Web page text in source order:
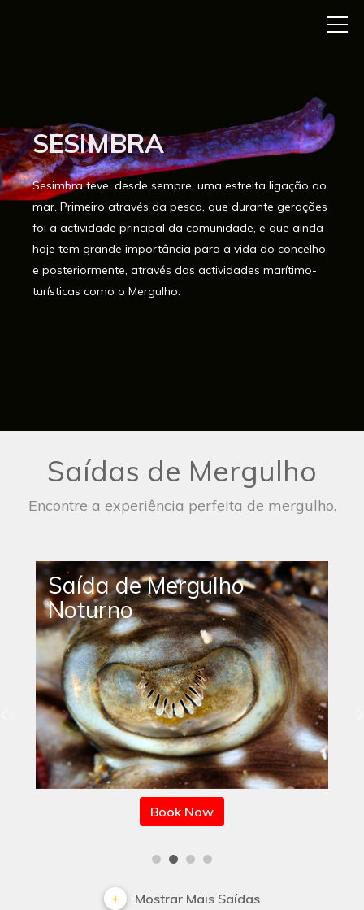
SESIMBRA
Sesimbra teve, desde sempre, uma estreita ligação ao
mar. Primeiro através da pesca, que durante gerações
foi a actividade principal da comunidade, e que ainda
hoje tem grande importância para a vida do concelho,
e posteriormente, através das actividades marítimo-
turísticas como o Mergulho.
Saídas de Mergulho
Encontre a experiência perfeita de mergulho.
Saída de Mergulho
Noturno
Book Now
Mostrar Mais Saídas